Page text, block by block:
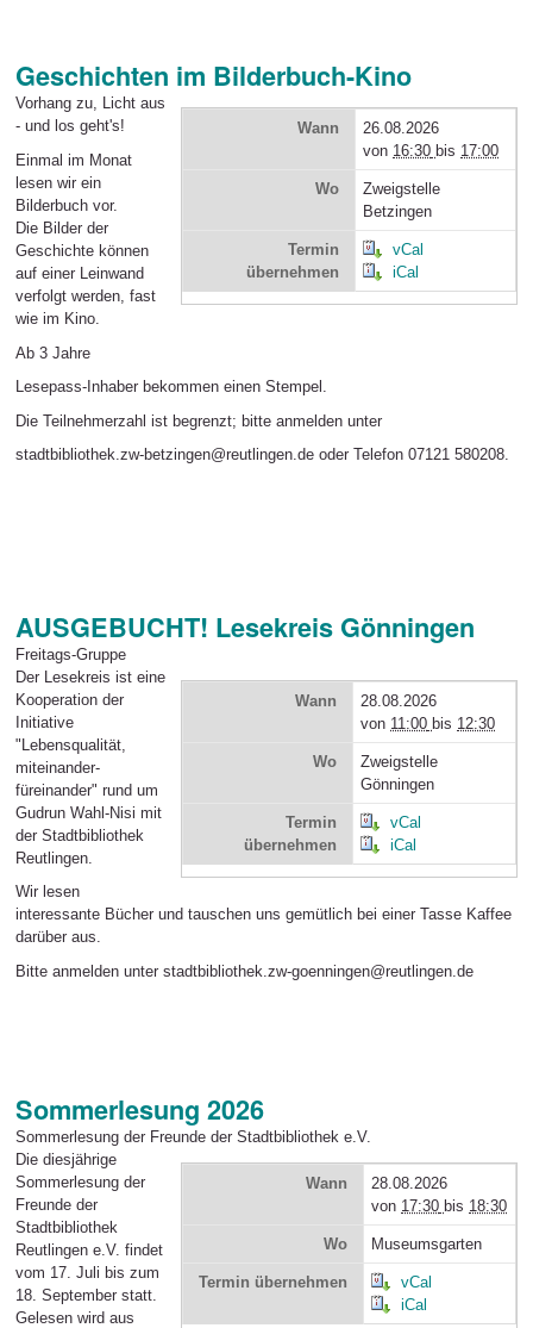
Geschichten im Bilderbuch-Kino
Wann
26.08.2026
von 16:30 bis 17:00
Wo
Zweigstelle
Betzingen
Termin
übernehmen
vCal
iCal
Vorhang zu, Licht aus
- und los geht's!
Einmal im Monat
lesen wir ein
Bilderbuch vor.
Die Bilder der
Geschichte können
auf einer Leinwand
verfolgt werden, fast
wie im Kino.
Ab 3 Jahre
Lesepass-Inhaber bekommen einen Stempel.
Die Teilnehmerzahl ist begrenzt; bitte anmelden unter
stadtbibliothek.zw-betzingen@reutlingen.de oder Telefon 07121 580208.
AUSGEBUCHT! Lesekreis Gönningen
Freitags-Gruppe
Wann
28.08.2026
von 11:00 bis 12:30
Wo
Zweigstelle
Gönningen
Termin
übernehmen
vCal
iCal
Der Lesekreis ist eine
Kooperation der
Initiative
"Lebensqualität,
miteinander-
füreinander" rund um
Gudrun Wahl-Nisi mit
der Stadtbibliothek
Reutlingen.
Wir lesen
interessante Bücher und tauschen uns gemütlich bei einer Tasse Kaffee
darüber aus.
Bitte anmelden unter stadtbibliothek.zw-goenningen@reutlingen.de
Sommerlesung 2026
Sommerlesung der Freunde der Stadtbibliothek e.V.
Wann
28.08.2026
von 17:30 bis 18:30
Wo Museumsgarten
Termin übernehmen
vCal
iCal
Die diesjährige
Sommerlesung der
Freunde der
Stadtbibliothek
Reutlingen e.V. findet
vom 17. Juli bis zum
18. September statt.
Gelesen wird aus